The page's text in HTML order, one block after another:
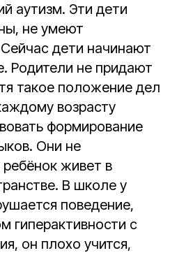
аутизм. Эти дети
не умеют
дети начинают
Родители не придают
такое положение дел
возрасту
формирование
Они не
живет в
В школе у
поведение,
гиперактивности с
он плохо учится,